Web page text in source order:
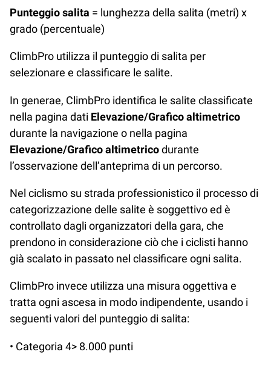
Punteggio salita = lunghezza della salita (metri) x
grado (percentuale)
ClimbPro utilizza il punteggio di salita per
selezionare e classificare le salite.
In generae, ClimbPro identifica le salite classificate
nella pagina dati Elevazione/Grafico altimetrico
durante la navigazione o nella pagina
Elevazione/Grafico altimetricodurante
l’osservazione dell’anteprima di un percorso.
Nel ciclismo su strada professionistico il processo di
categorizzazione delle salite è soggettivo ed è
controllato dagli organizzatori della gara, che
prendono in considerazione ciò che i ciclisti hanno
già scalato in passato nel classificare ogni salita.
ClimbPro invece utilizza una misura oggettiva e
tratta ogni ascesa in modo indipendente, usando i
seguenti valori del punteggio di salita:
• Categoria 4> 8.000 punti